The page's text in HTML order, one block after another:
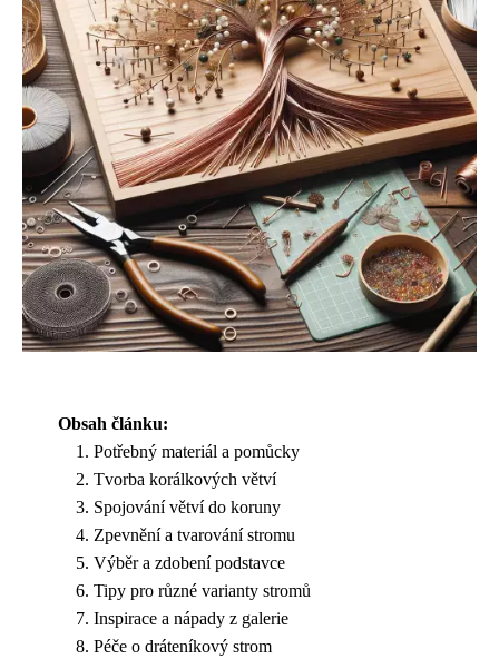
Obsah článku:
Potřebný materiál a pomůcky
Tvorba korálkových větví
Spojování větví do koruny
Zpevnění a tvarování stromu
Výběr a zdobení podstavce
Tipy pro různé varianty stromů
Inspirace a nápady z galerie
Péče o dráteníkový strom